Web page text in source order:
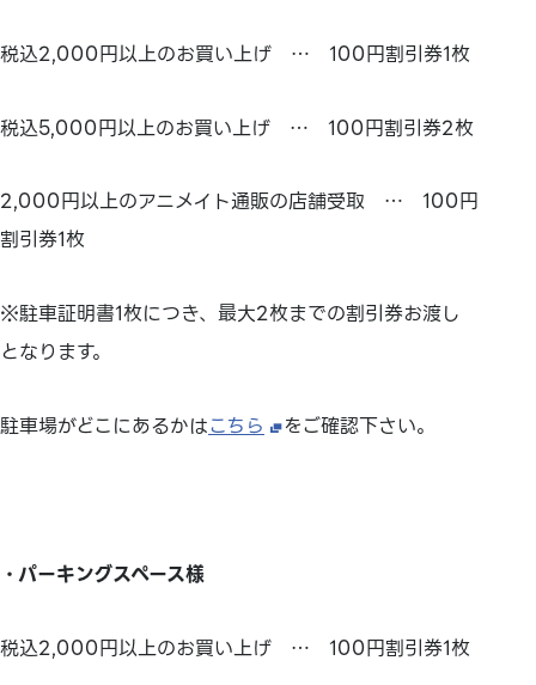
税込2,000円以上のお買い上げ … 100円割引券1枚
税込5,000円以上のお買い上げ … 100円割引券2枚
2,000円以上のアニメイト通販の店舗受取 … 100円
割引券1枚
※駐車証明書1枚につき、最大2枚までの割引券お渡し
となります。
駐車場がどこにあるかはこちら をご確認下さい。
・パーキングスペース様
税込2,000円以上のお買い上げ … 100円割引券1枚